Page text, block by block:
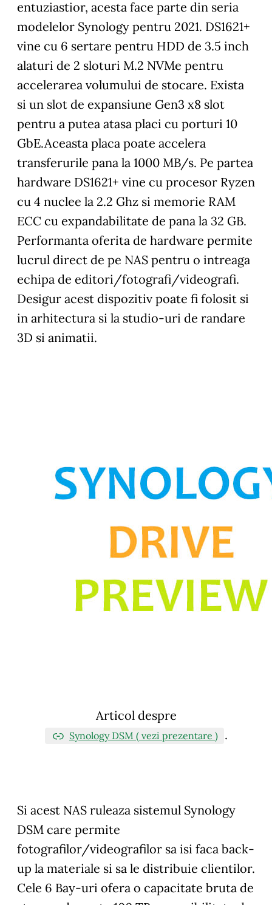
entuziastior, acesta face parte din seria
modelelor Synology pentru 2021. DS1621+
vine cu 6 sertare pentru HDD de 3.5 inch
alaturi de 2 sloturi M.2 NVMe pentru
accelerarea volumului de stocare. Exista
si un slot de expansiune Gen3 x8 slot
pentru a putea atasa placi cu porturi 10
GbE.Aceasta placa poate accelera
transferurile pana la 1000 MB/s. Pe partea
hardware DS1621+ vine cu procesor Ryzen
cu 4 nuclee la 2.2 Ghz si memorie RAM
ECC cu expandabilitate de pana la 32 GB.
Performanta oferita de hardware permite
lucrul direct de pe NAS pentru o intreaga
echipa de editori/fotografi/videografi.
Desigur acest dispozitiv poate fi folosit si
in arhitectura si la studio-uri de randare
3D si animatii.
Articol despre
Synology DSM ( vezi prezentare ) .
Si acest NAS ruleaza sistemul Synology
DSM care permite
fotografilor/videografilor sa isi faca back-
up la materiale si sa le distribuie clientilor.
Cele 6 Bay-uri ofera o capacitate bruta de